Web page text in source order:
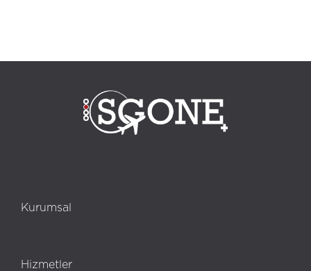
Kurumsal
Hizmetler